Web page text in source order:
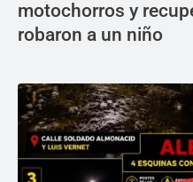
motochorros y
robaron a un niño